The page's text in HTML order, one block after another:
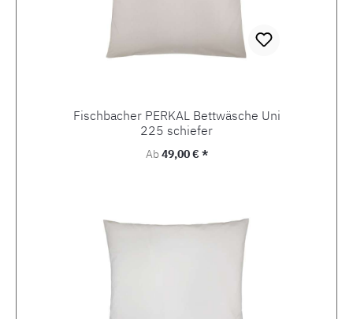
Fischbacher PERKAL Bettwäsche Uni
225 schiefer
Regulärer Preis:
Ab49,00 € *